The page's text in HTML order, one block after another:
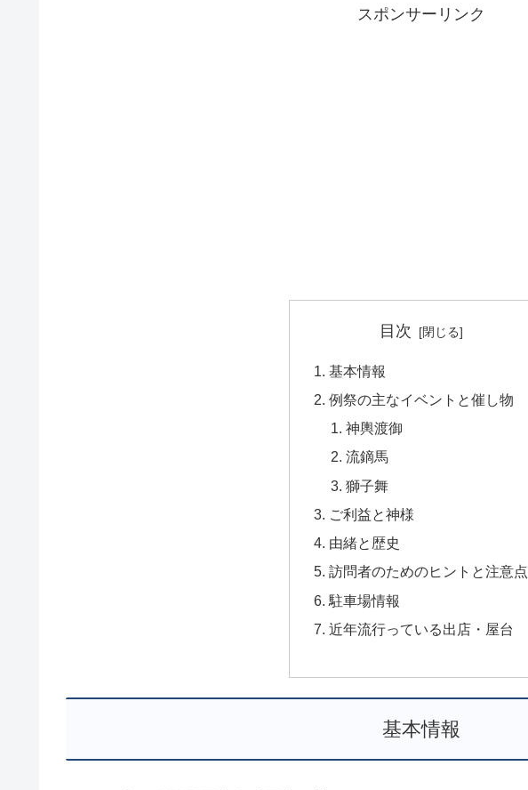
スポンサーリンク
目次
基本情報
例祭の主なイベントと催し物
神輿渡御
流鏑馬
獅子舞
ご利益と神様
由緒と歴史
訪問者のためのヒントと注意点
駐車場情報
近年流行っている出店・屋台
基本情報